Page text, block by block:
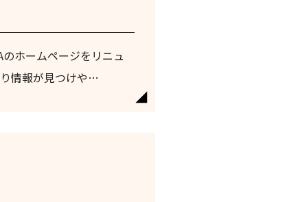
ホームページをリニュ
情報が見つけや…